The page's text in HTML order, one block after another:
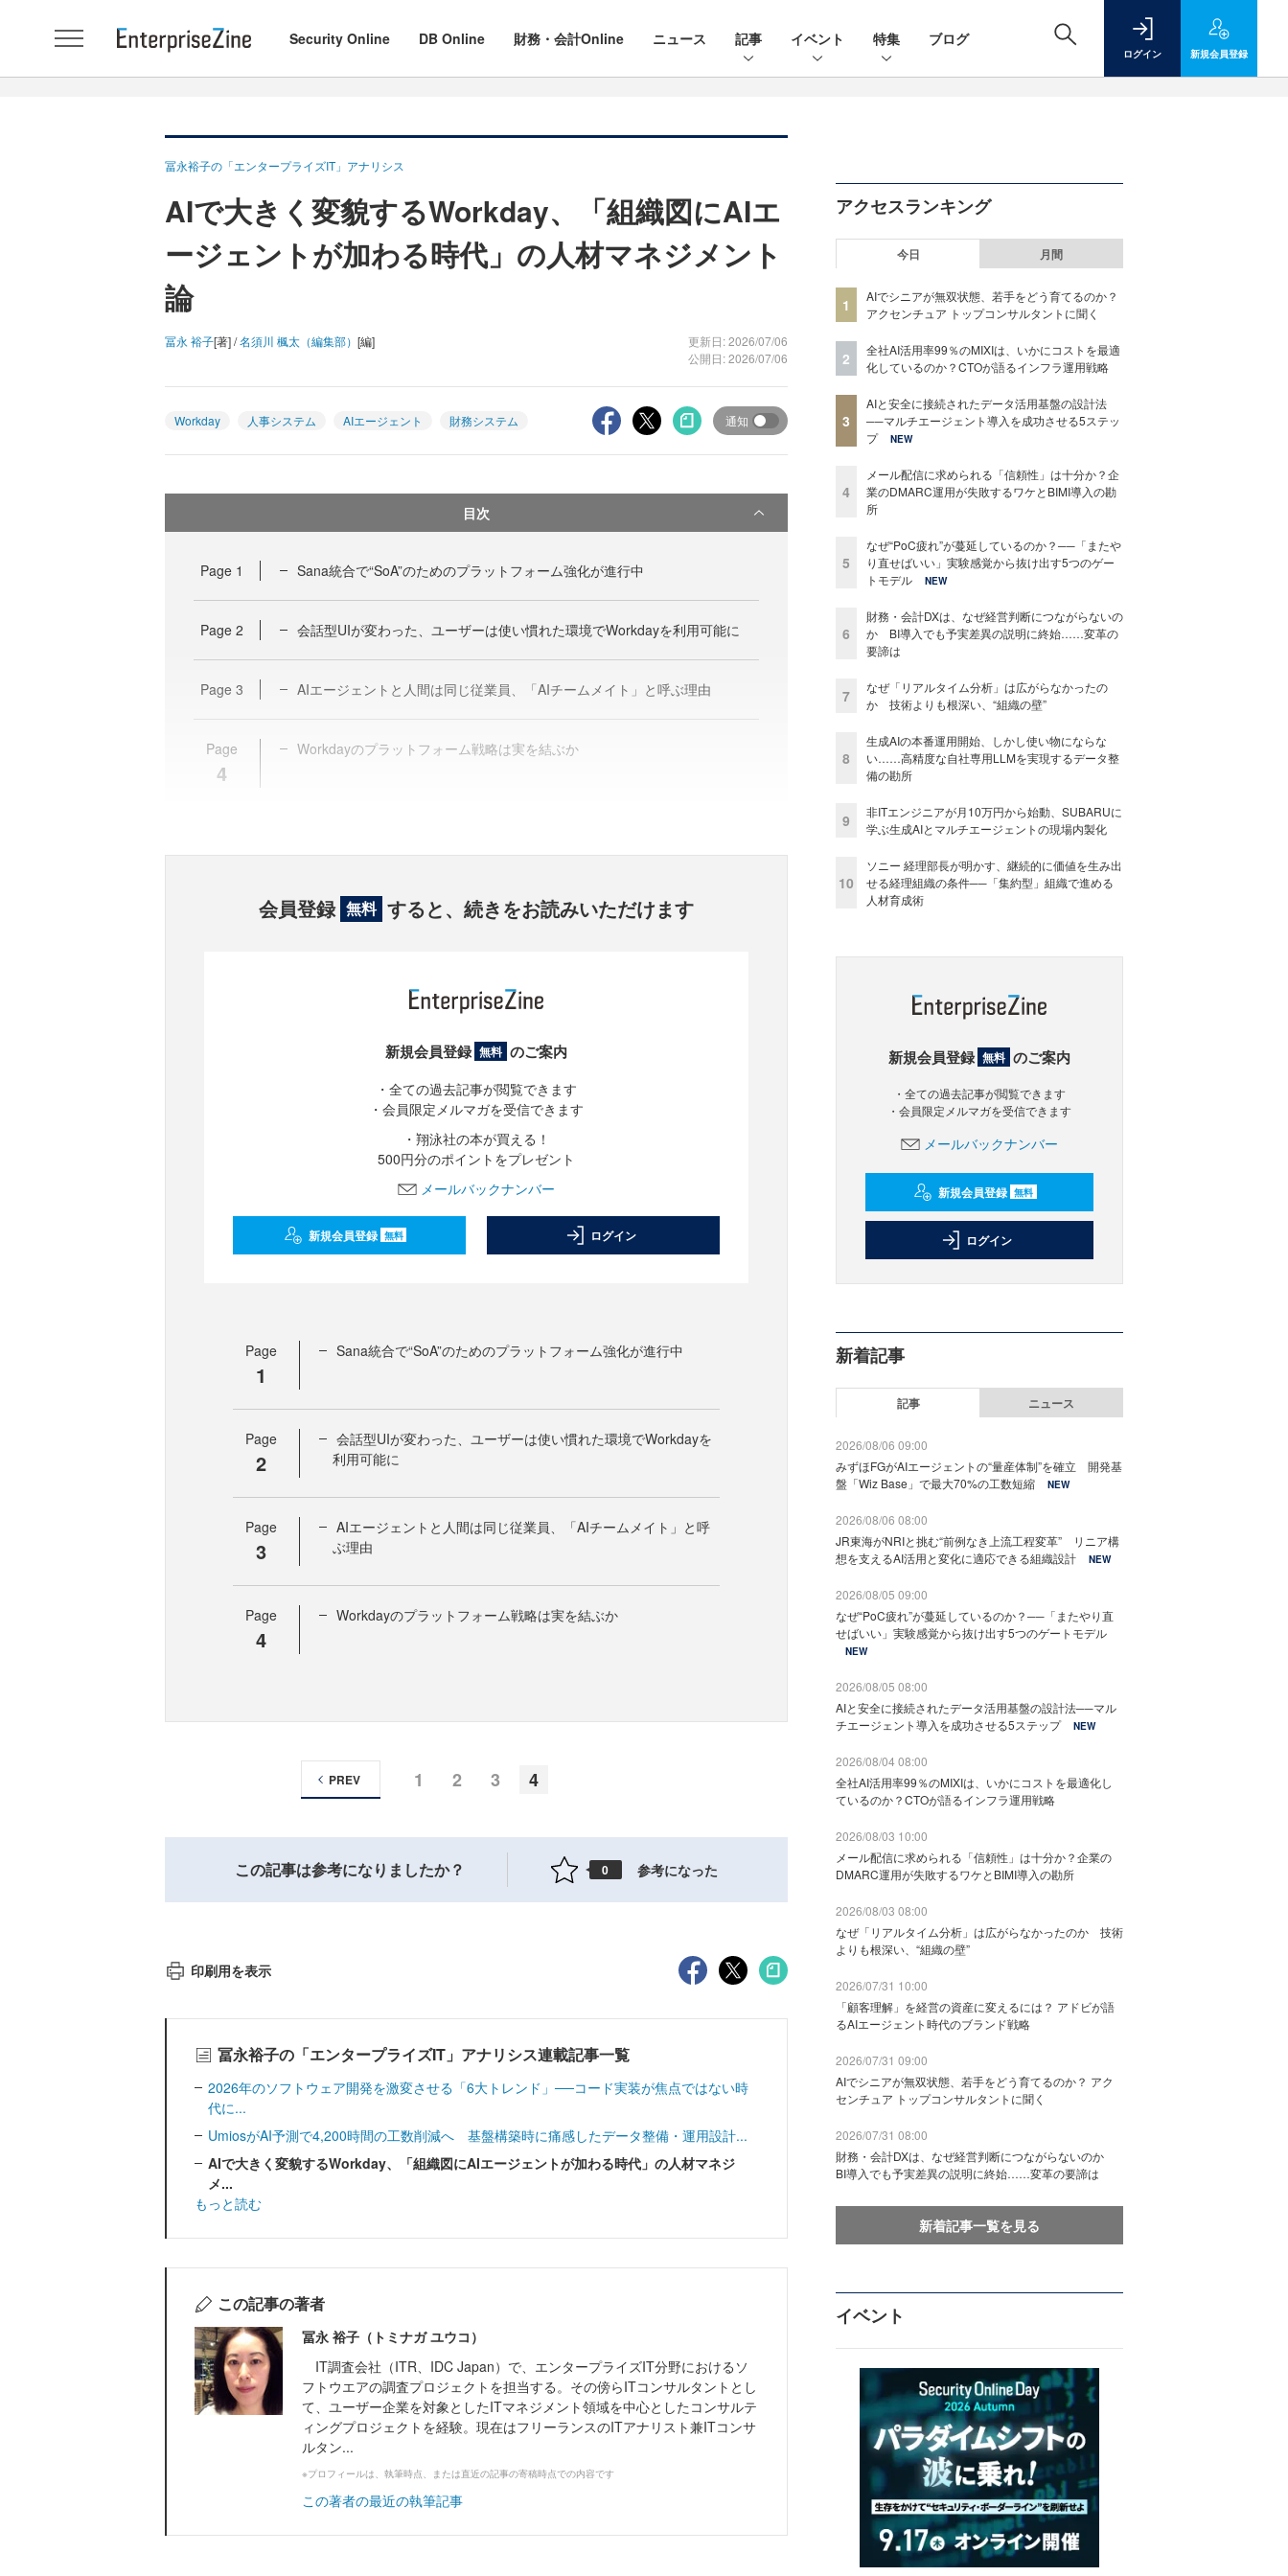
Security Online DB Online 財務・会計Online ニュース 記事 イベント 特集 ブログ
ログイン 新規会員登録
冨永裕子の「エンタープライズIT」アナリシス
AIで大きく変貌するWorkday、「組織図にAIエ
ージェントが加わる時代」の人材マネジメント
論
冨永 裕子[著] /名須川 楓太（編集部） [編]
更新日: 2026/07/06
公開日: 2026/07/06
Workday 人事システム AIエージェント 財務システム 通知
目次
Page 1 Sana統合で“SoA”のためのプラットフォーム強化が進行中
Page 2 会話型UIが変わった、ユーザーは使い慣れた環境でWorkdayを利用可能に
Page 3 AIエージェントと人間は同じ従業員、「AIチームメイト」と呼ぶ理由
Page
4
Workdayのプラットフォーム戦略は実を結ぶか
会員登録 無料 すると、続きをお読みいただけます
新規会員登録 無料 のご案内
・全ての過去記事が閲覧できます
・会員限定メルマガを受信できます
・翔泳社の本が買える！
500円分のポイントをプレゼント
メールバックナンバー
新規会員登録 無料 ログイン
Page
1
Sana統合で“SoA”のためのプラットフォーム強化が進行中
Page
2
会話型UIが変わった、ユーザーは使い慣れた環境でWorkdayを
利用可能に
Page
3
AIエージェントと人間は同じ従業員、「AIチームメイト」と呼
ぶ理由
Page
4
Workdayのプラットフォーム戦略は実を結ぶか
1 2 3 4
PREV
この記事は参考になりましたか？ 0 参考になった
印刷用を表示
冨永裕子の「エンタープライズIT」アナリシス連載記事一覧
2026年のソフトウェア開発を激変させる「6大トレンド」──コード実装が焦点ではない時
代に...
UmiosがAI予測で4,200時間の工数削減へ 基盤構築時に痛感したデータ整備・運用設計...
AIで大きく変貌するWorkday、「組織図にAIエージェントが加わる時代」の人材マネジ
メ...
もっと読む
この記事の著者
冨永 裕子（トミナガ ユウコ）
IT調査会社（ITR、IDC Japan）で、エンタープライズIT分野におけるソ
フトウエアの調査プロジェクトを担当する。その傍らITコンサルタントとし
て、ユーザー企業を対象としたITマネジメント領域を中心としたコンサルテ
ィングプロジェクトを経験。現在はフリーランスのITアナリスト兼ITコンサ
ルタン...
※プロフィールは、執筆時点、または直近の記事の寄稿時点での内容です
この著者の最近の執筆記事
アクセスランキング
今日 月間
1
AIでシニアが無双状態、若手をどう育てるのか？
アクセンチュア トップコンサルタントに聞く
2
全社AI活用率99％のMIXIは、いかにコストを最適
化しているのか？CTOが語るインフラ運用戦略
3
AIと安全に接続されたデータ活用基盤の設計法
──マルチエージェント導入を成功させる5ステッ
プ
NEW
4
メール配信に求められる「信頼性」は十分か？企
業のDMARC運用が失敗するワケとBIMI導入の勘
所
5
なぜ“PoC疲れ”が蔓延しているのか？──「またや
り直せばいい」実験感覚から抜け出す5つのゲー
トモデル
NEW
6
財務・会計DXは、なぜ経営判断につながらないの
か BI導入でも予実差異の説明に終始……変革の
要諦は
7
なぜ「リアルタイム分析」は広がらなかったの
か 技術よりも根深い、“組織の壁”
8
生成AIの本番運用開始、しかし使い物にならな
い……高精度な自社専用LLMを実現するデータ整
備の勘所
9
非ITエンジニアが月10万円から始動、SUBARUに
学ぶ生成AIとマルチエージェントの現場内製化
10
ソニー 経理部長が明かす、継続的に価値を生み出
せる経理組織の条件──「集約型」組織で進める
人材育成術
新規会員登録 無料 のご案内
・全ての過去記事が閲覧できます
・会員限定メルマガを受信できます
メールバックナンバー
新規会員登録 無料
ログイン
新着記事
記事 ニュース
2026/08/06 09:00
みずほFGがAIエージェントの“量産体制”を確立 開発基
盤「Wiz Base」で最大70%の工数短縮
NEW
2026/08/06 08:00
JR東海がNRIと挑む“前例なき上流工程変革” リニア構
想を支えるAI活用と変化に適応できる組織設計
NEW
2026/08/05 09:00
なぜ“PoC疲れ”が蔓延しているのか？──「またやり直
せばいい」実験感覚から抜け出す5つのゲートモデル
NEW
2026/08/05 08:00
AIと安全に接続されたデータ活用基盤の設計法──マル
チエージェント導入を成功させる5ステップ
NEW
2026/08/04 08:00
全社AI活用率99％のMIXIは、いかにコストを最適化し
ているのか？CTOが語るインフラ運用戦略
2026/08/03 10:00
メール配信に求められる「信頼性」は十分か？企業の
DMARC運用が失敗するワケとBIMI導入の勘所
2026/08/03 08:00
なぜ「リアルタイム分析」は広がらなかったのか 技術
よりも根深い、“組織の壁”
2026/07/31 10:00
「顧客理解」を経営の資産に変えるには？ アドビが語
るAIエージェント時代のブランド戦略
2026/07/31 09:00
AIでシニアが無双状態、若手をどう育てるのか？ アク
センチュア トップコンサルタントに聞く
2026/07/31 08:00
財務・会計DXは、なぜ経営判断につながらないのか
BI導入でも予実差異の説明に終始……変革の要諦は
新着記事一覧を見る
イベント